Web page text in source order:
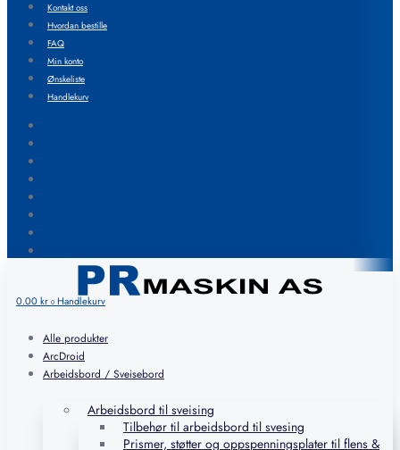
Kontakt oss
Hvordan bestille
FAQ
Min konto
Ønskeliste
Handlekurv
0.00kr 0 Handlekurv
Alle produkter
ArcDroid
Arbeidsbord / Sveisebord
Arbeidsbord til sveising
Tilbehør til arbeidsbord til svesing
Prismer, støtter og oppspenningsplater til flens &